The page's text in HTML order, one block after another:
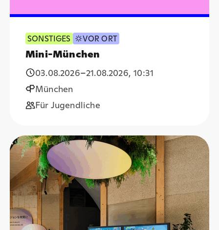
SONSTIGES VOR ORT
Mini-München
03.08.2026–21.08.2026,10:31
München
Für Jugendliche